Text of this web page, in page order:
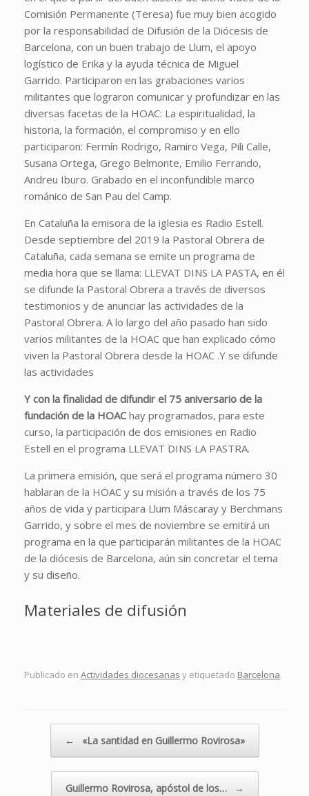
Comisión Permanente (Teresa) fue muy bien acogido
por la responsabilidad de Difusión de la Diócesis de
Barcelona, con un buen trabajo de Llum, el apoyo
logístico de Erika y la ayuda técnica de Miguel
Garrido. Participaron en las grabaciones varios
militantes que lograron comunicar y profundizar en las
diversas facetas de la HOAC: La espiritualidad, la
historia, la formación, el compromiso y en ello
participaron: Fermín Rodrigo, Ramiro Vega, Pili Calle,
Susana Ortega, Grego Belmonte, Emilio Ferrando,
Andreu Iburo. Grabado en el inconfundible marco
románico de San Pau del Camp.
En Cataluña la emisora de la iglesia es Radio Estell.
Desde septiembre del 2019 la Pastoral Obrera de
Cataluña, cada semana se emite un programa de
media hora que se llama: LLEVAT DINS LA PASTA, en él
se difunde la Pastoral Obrera a través de diversos
testimonios y de anunciar las actividades de la
Pastoral Obrera. A lo largo del año pasado han sido
varios militantes de la HOAC que han explicado cómo
viven la Pastoral Obrera desde la HOAC .Y se difunde
las actividades
Y con la finalidad de difundir el 75 aniversario de la
fundación de la HOAChay programados, para este
curso, la participación de dos emisiones en Radio
Estell en el programa LLEVAT DINS LA PASTRA.
La primera emisión, que será el programa número 30
hablaran de la HOAC y su misión a través de los 75
años de vida y participara Llum Máscaray y Berchmans
Garrido, y sobre el mes de noviembre se emitirá un
programa en la que participarán militantes de la HOAC
de la diócesis de Barcelona, aún sin concretar el tema
y su diseño.
Materiales de difusión
Publicado en Actividades diocesanas y etiquetado Barcelona.
← «La santidad en Guillermo Rovirosa»
Guillermo Rovirosa, apóstol de los… →